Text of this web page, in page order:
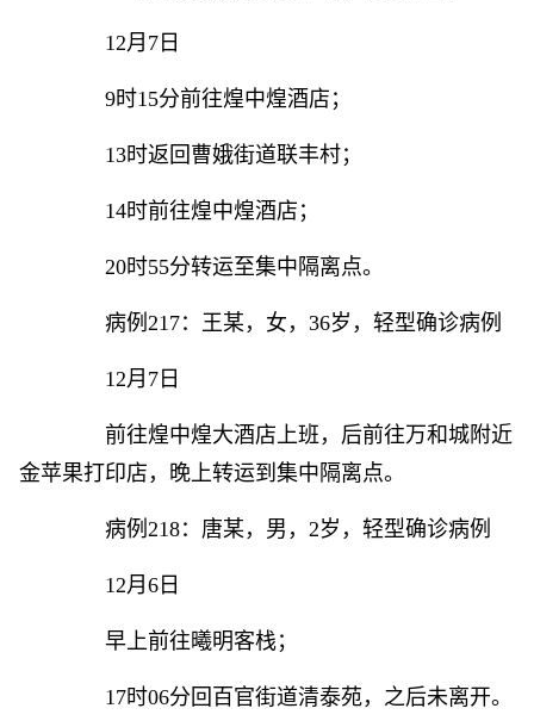
12月7日
9时15分前往煌中煌酒店；
13时返回曹娥街道联丰村；
14时前往煌中煌酒店；
20时55分转运至集中隔离点。
病例217：王某，女，36岁，轻型确诊病例
12月7日
前往煌中煌大酒店上班，后前往万和城附近
金苹果打印店，晚上转运到集中隔离点。
病例218：唐某，男，2岁，轻型确诊病例
12月6日
早上前往曦明客栈；
17时06分回百官街道清泰苑，之后未离开。